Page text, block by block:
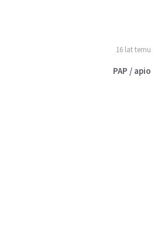
16 lat temu
PAP / apio